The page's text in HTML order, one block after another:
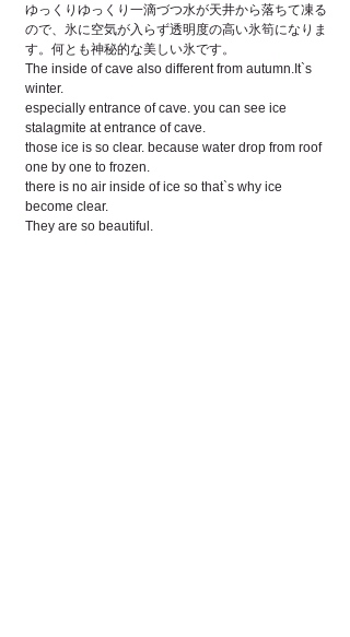
ゆっくりゆっくり一滴づつ水が天井から落ちて凍る
ので、氷に空気が入らず透明度の高い氷筍になりま
す。何とも神秘的な美しい氷です。
The inside of cave also different from autumn.It`s
winter.
especially entrance of cave. you can see ice
stalagmite at entrance of cave.
those ice is so clear. because water drop from roof
one by one to frozen.
there is no air inside of ice so that`s why ice
become clear.
They are so beautiful.